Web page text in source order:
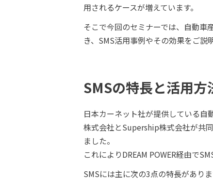
用されるケースが増えています。
そこで今回のセミナーでは、自動車
き、SMS活用事例やその効果をご説
SMSの特長と活用方
日本カーネット社が提供している自
株式会社とSupership株式会社が共
ました。
これによりDREAM POWER経由で
SMSには主に次の3点の特長がありま